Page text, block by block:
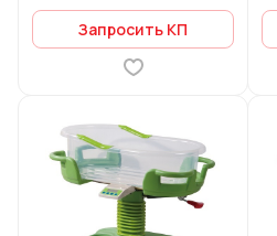
Запросить КП